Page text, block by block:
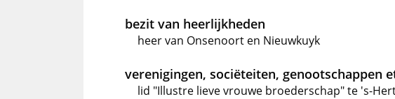
bezit van heerlijkheden
heer van Onsenoort en Nieuwkuyk
verenigingen, sociëteiten, genootschappen
lid "Illustre lieve vrouwe broederschap" te 's-